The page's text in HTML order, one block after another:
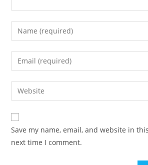
Enter
your
name
comment
Enter
your
email
address
comment
Enter
your
website
URL
(optional)
Save my name, email, and website in
next time I comment.